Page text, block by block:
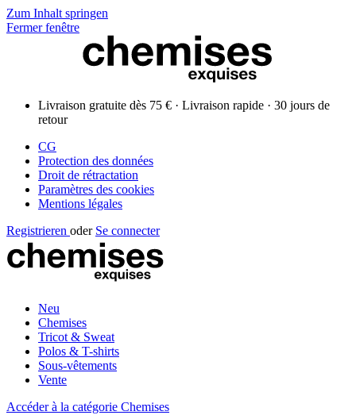
Zum Inhalt springen
Fermer fenêtre
Livraison gratuite dès 75 € · Livraison rapide · 30 jours de
retour
CG
Protection des données
Droit de rétractation
Paramètres des cookies
Mentions légales
Registrieren oder Se connecter
Neu
Chemises
Tricot & Sweat
Polos & T-shirts
Sous-vêtements
Vente
Accéder à la catégorie Chemises